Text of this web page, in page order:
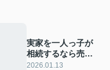
実家を一人っ子が
相続するなら売却
がおすすめ？方法
2026.01.13